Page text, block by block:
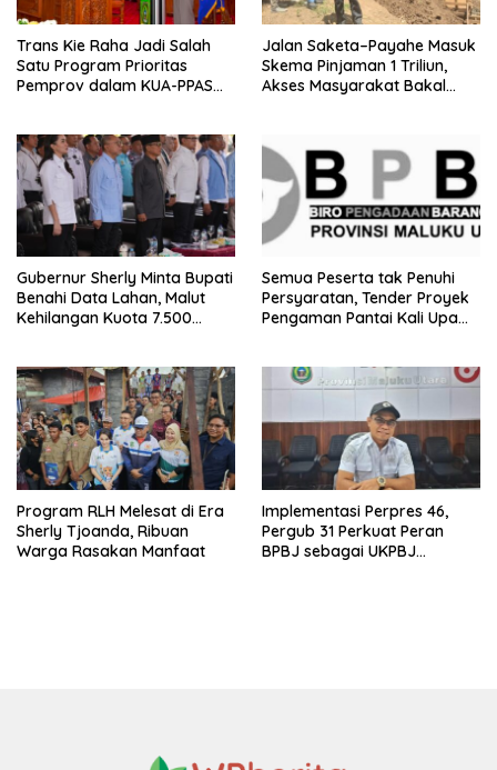
Trans Kie Raha Jadi Salah
Satu Program Prioritas
Pemprov dalam KUA-PPAS
Jalan Saketa–Payahe Masuk
Skema Pinjaman 1 Triliun,
Akses Masyarakat Bakal
Gubernur Sherly Minta Bupati
Benahi Data Lahan, Malut
Kehilangan Kuota 7.500
Semua Peserta tak Penuhi
Persyaratan, Tender Proyek
Pengaman Pantai Kali Upa
Program RLH Melesat di Era
Sherly Tjoanda, Ribuan
Warga Rasakan Manfaat
Implementasi Perpres 46,
Pergub 31 Perkuat Peran
BPBJ sebagai UKPBJ